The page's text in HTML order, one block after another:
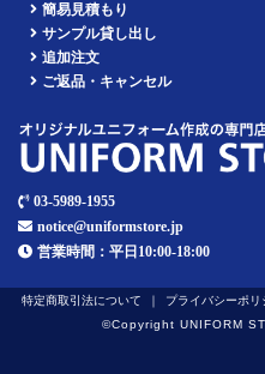
簡易見積もり
サンプル貸し出し
追加注文
ご返品・キャンセル
03-5989-1955
notice@uniformstore.jp
営業時間：平日10:00-18:00
特定商取引法について プライバシーポリ
©︎Copyright UNIFORM